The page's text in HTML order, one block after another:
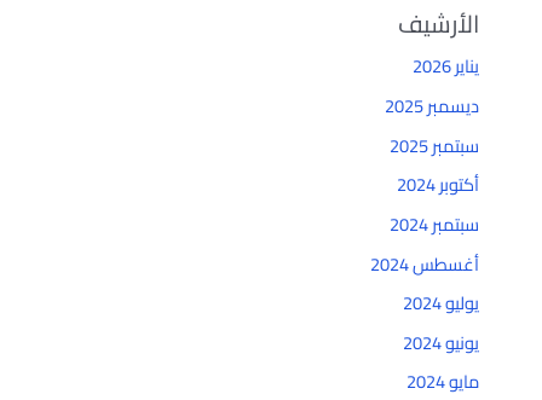
الأرشيف
يناير 2026
ديسمبر 2025
سبتمبر 2025
أكتوبر 2024
سبتمبر 2024
أغسطس 2024
يوليو 2024
يونيو 2024
مايو 2024